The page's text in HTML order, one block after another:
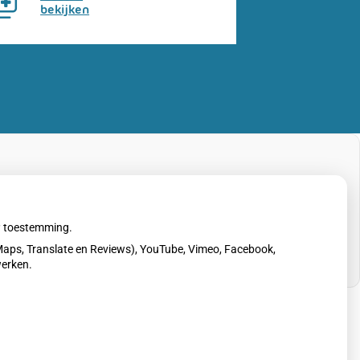
bekijken
toestemming.
Translate en Reviews), YouTube, Vimeo, Facebook,